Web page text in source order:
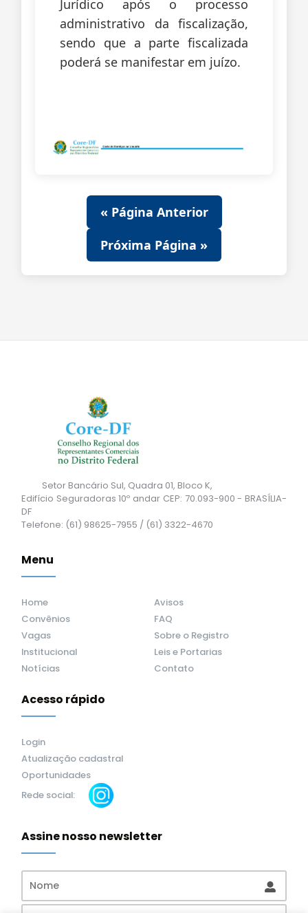
Jurídico após o processo
administrativo da fiscalização,
sendo que a parte fiscalizada
poderá se manifestar em juízo.
« Página Anterior
Próxima Página »
Setor Bancário Sul, Quadra 01, Bloco K,
Edifício Seguradoras 10º andar CEP: 70.093-900 - BRASÍLIA-
DF
Telefone: (61) 98625-7955 / (61) 3322-4670
Menu
Home
Avisos
Convênios
FAQ
Vagas
Sobre o Registro
Institucional
Leis e Portarias
Notícias
Contato
Acesso rápido
Login
Atualização cadastral
Oportunidades
Rede social:
Assine nosso newsletter